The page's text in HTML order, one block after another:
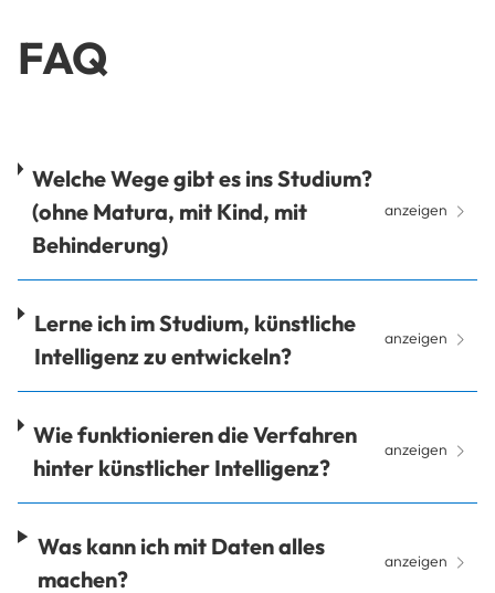
FAQ
Welche Wege gibt es ins Studium?
(ohne Matura, mit Kind, mit
Behinderung)
anzeigen
Lerne ich im Studium, künstliche
Intelligenz zu entwickeln?
anzeigen
Wie funktionieren die Verfahren
hinter künstlicher Intelligenz?
anzeigen
Was kann ich mit Daten alles
machen?
anzeigen